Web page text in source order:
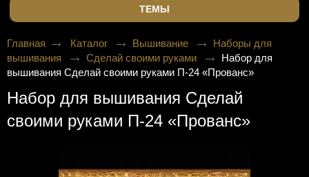
ТЕМЫ
Главная Каталог Вышивание
Наборы для
вышивания
Сделай своими руками
Набор для
вышивания Сделай своими руками П-24 «Прованс»
Набор для вышивания Сделай
своими руками П-24 «Прованс»